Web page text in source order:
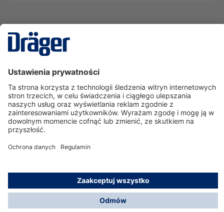
Serwisowa linia hotline
O nas
Korzystanie ze sklepu
© Dräger Polska Sp. z o.o., 2025
*Wszystkie ceny bez VAT, na warunkach opisanych w